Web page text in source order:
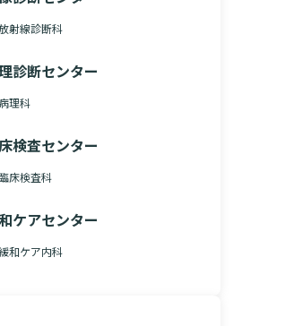
射線診断科
診断センター
理科
検査センター
床検査科
ケアセンター
和ケア内科